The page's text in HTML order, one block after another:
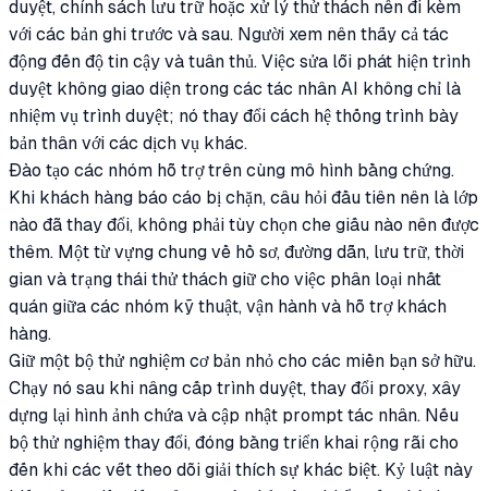
duyệt, chính sách lưu trữ hoặc xử lý thử thách nên đi kèm
với các bản ghi trước và sau. Người xem nên thấy cả tác
động đến độ tin cậy và tuân thủ. Việc sửa lỗi phát hiện trình
duyệt không giao diện trong các tác nhân AI không chỉ là
nhiệm vụ trình duyệt; nó thay đổi cách hệ thống trình bày
bản thân với các dịch vụ khác.
Đào tạo các nhóm hỗ trợ trên cùng mô hình bằng chứng.
Khi khách hàng báo cáo bị chặn, câu hỏi đầu tiên nên là lớp
nào đã thay đổi, không phải tùy chọn che giấu nào nên được
thêm. Một từ vựng chung về hồ sơ, đường dẫn, lưu trữ, thời
gian và trạng thái thử thách giữ cho việc phân loại nhất
quán giữa các nhóm kỹ thuật, vận hành và hỗ trợ khách
hàng.
Giữ một bộ thử nghiệm cơ bản nhỏ cho các miền bạn sở hữu.
Chạy nó sau khi nâng cấp trình duyệt, thay đổi proxy, xây
dựng lại hình ảnh chứa và cập nhật prompt tác nhân. Nếu
bộ thử nghiệm thay đổi, đóng băng triển khai rộng rãi cho
đến khi các vết theo dõi giải thích sự khác biệt. Kỷ luật này